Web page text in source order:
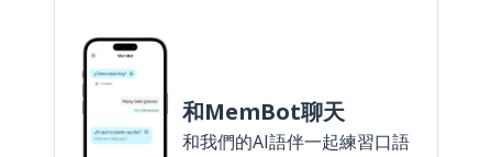
和MemBot聊天
和我們的AI語伴一起練習口語